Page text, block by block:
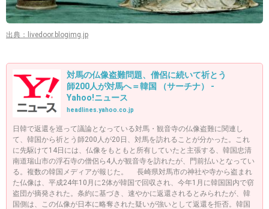
出典：livedoor.blogimg.jp
対馬の仏像盗難問題、僧侶に続いて祈とう
師200人が対馬へ＝韓国 （サーチナ） -
Yahoo!ニュース
headlines.yahoo.co.jp
日韓で返還を巡って議論となっている対馬・観音寺の仏像盗難に関連し
て、韓国から祈とう師200人が20日、対馬を訪れることが分かった。これ
に先駆けて14日には、仏像をもともと所有していたと主張する、韓国忠清
南道瑞山市の浮石寺の僧侶ら4人が観音寺を訪れたが、門前払いとなってい
る。複数の韓国メディアが報じた。 長崎県対馬市の神社や寺から盗まれ
た仏像は、平成24年10月に2体が韓国で回収され、今年1月に韓国国内で窃
盗団が摘発された。条約に基づき、速やかに返還されるとみられたが、韓
国側は、この仏像が日本に略奪された疑いが強いとして返還を拒否。韓国